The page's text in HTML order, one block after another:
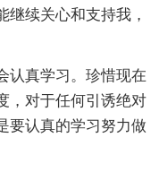
继续关心和支持我，
认真学习。珍惜现在
，对于任何引诱绝对
要认真的学习努力做